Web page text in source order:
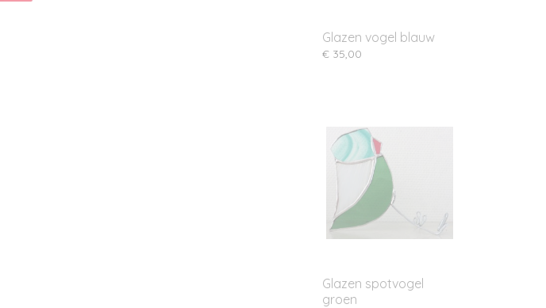
Glazen vogel blauw
€ 35,00
Glazen spotvogel
groen